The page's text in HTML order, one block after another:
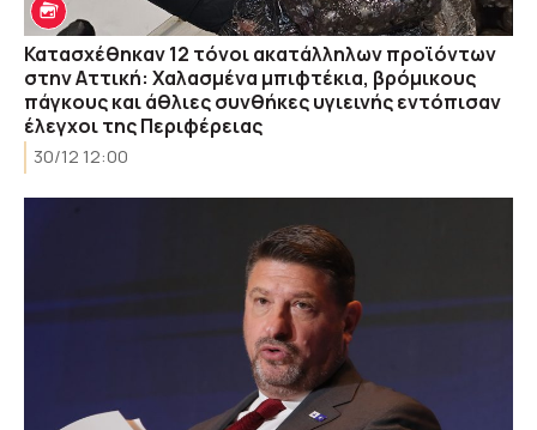
Κατασχέθηκαν 12 τόνοι ακατάλληλων προϊόντων
στην Αττική: Χαλασμένα μπιφτέκια, βρόμικους
πάγκους και άθλιες συνθήκες υγιεινής εντόπισαν
έλεγχοι της Περιφέρειας
30/12 12:00